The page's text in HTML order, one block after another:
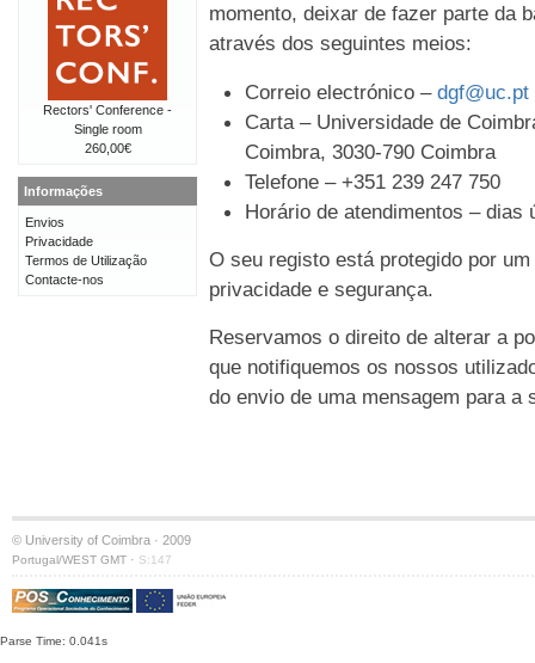
momento, deixar de fazer parte da
através dos seguintes meios:
Correio electrónico – dgf@uc.pt
Carta – Universidade de
Coimbra, 3030-790 Coimbra
Telefone – +351 239 247 750
Horário de atendimentos – dias
O seu registo está protegido por
privacidade e segurança.
Reservamos o direito de alterar a
que notifiquemos os nossos
do envio de uma mensagem para
Rectors' Conference -
Single room
260,00€
Informações
Envios
Privacidade
Termos de Utilização
Contacte-nos
© University of Coimbra · 2009
Portugal/WEST GMT · S:147
Parse Time: 0.041s